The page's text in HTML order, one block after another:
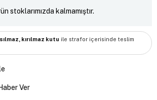
stoklarımızda kalmamıştır.
kırılmaz kutu ile strafor içerisinde teslim
Ver